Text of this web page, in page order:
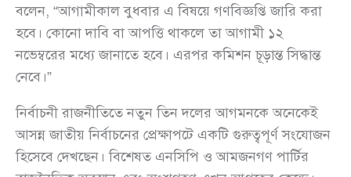
বলেন, “আগামীকাল বুধবার এ বিষয়ে গণবিজ্ঞপ্তি জারি করা
হবে। কোনো দাবি বা আপত্তি থাকলে তা আগামী ১২
নভেম্বরের মধ্যে জানাতে হবে। এরপর কমিশন চূড়ান্ত সিদ্ধান্ত
নেবে।”
নির্বাচনী রাজনীতিতে নতুন তিন দলের আগমনকে অনেকেই
আসন্ন জাতীয় নির্বাচনের প্রেক্ষাপটে একটি গুরুত্বপূর্ণ সংযোজন
হিসেবে দেখছেন। বিশেষত এনসিপি ও আমজনগণ পার্টির